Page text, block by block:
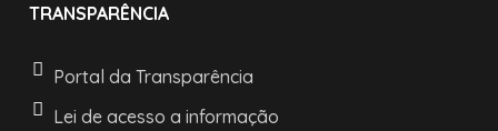
TRANSPARÊNCIA
Portal da Transparência
Lei de acesso a informação